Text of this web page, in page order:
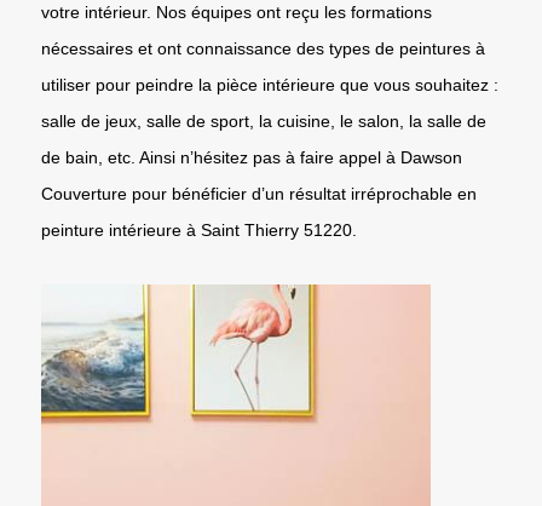
votre intérieur. Nos équipes ont reçu les formations
nécessaires et ont connaissance des types de peintures à
utiliser pour peindre la pièce intérieure que vous souhaitez :
salle de jeux, salle de sport, la cuisine, le salon, la salle de
de bain, etc. Ainsi n’hésitez pas à faire appel à Dawson
Couverture pour bénéficier d’un résultat irréprochable en
peinture intérieure à Saint Thierry 51220.